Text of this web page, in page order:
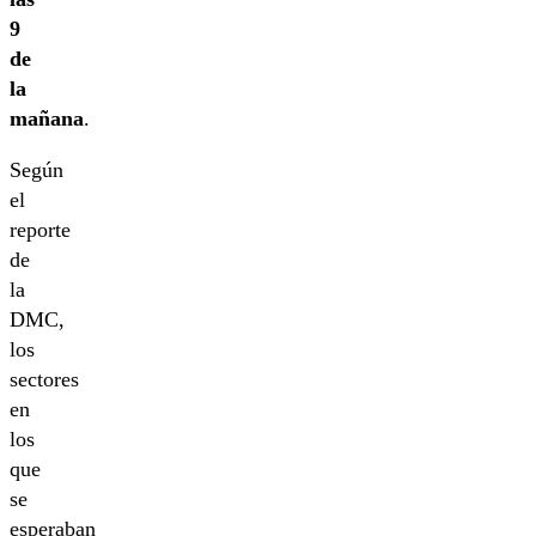
9
de
la
mañana.
Según
el
reporte
de
la
DMC,
los
sectores
en
los
que
se
esperaban